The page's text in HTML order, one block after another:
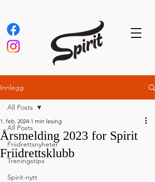
Innlegg
All Posts
Friidrettsnyheter
Treningstips
Spirit-nytt
All Posts
Årsmelding 2023 for Spirit
Friidrettsklubb
1. feb. 2024 1 min lesing